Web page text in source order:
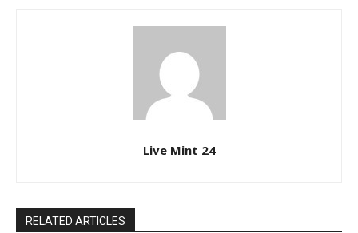
Live Mint 24
RELATED ARTICLES